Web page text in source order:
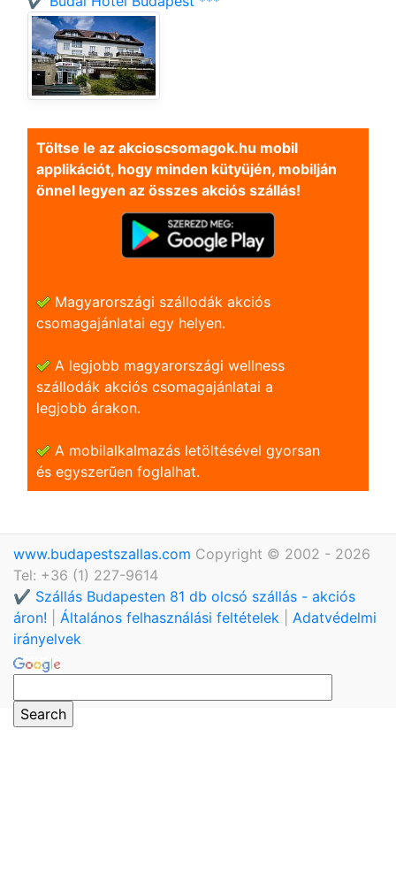
Töltse le az akcioscsomagok.hu mobil
applikációt, hogy minden kütyüjén, mobilján
önnel legyen az összes akciós szállás!
Magyarországi szállodák akciós
csomagajánlatai egy helyen.
A legjobb magyarországi wellness
szállodák akciós csomagajánlatai a
legjobb árakon.
A mobilalkalmazás letöltésével gyorsan
és egyszerũen foglalhat.
www.budapestszallas.com Copyright © 2002 - 2026
Tel: +36 (1) 227-9614
✔️ Szállás Budapesten 81 db olcsó szállás - akciós
áron!
Általános felhasználási feltételek
Adatvédelmi
irányelvek